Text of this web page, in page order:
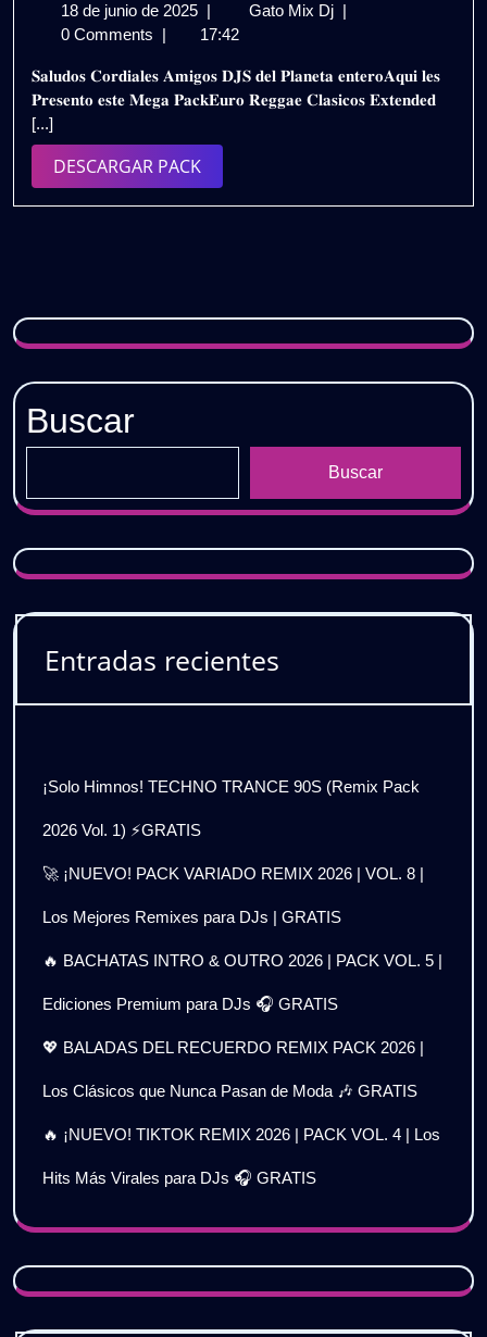
18 de junio de 2025 18
de
de
2025
Gato Mix Dj EURO
EXTENDED
2025
|
0 Comments
17:42
𝐒𝐚𝐥𝐮𝐝𝐨𝐬 𝐂𝐨𝐫𝐝𝐢𝐚𝐥𝐞𝐬 𝐀𝐦𝐢𝐠𝐨𝐬 𝐃𝐉𝐒 𝐝𝐞𝐥 𝐏𝐥𝐚𝐧𝐞𝐭𝐚 𝐞𝐧𝐭𝐞𝐫𝐨𝐀𝐪𝐮𝐢 𝐥𝐞𝐬
𝐏𝐫𝐞𝐬𝐞𝐧𝐭𝐨 𝐞𝐬𝐭𝐞 𝐌𝐞𝐠𝐚 𝐏𝐚𝐜𝐤𝐄𝐮𝐫𝐨 𝐑𝐞𝐠𝐠𝐚𝐞 𝐂𝐥𝐚𝐬𝐢𝐜𝐨𝐬 𝐄𝐱𝐭𝐞𝐧𝐝𝐞𝐝
[...]
DESCARGAR PACKDESCARGAR
PACK
Buscar
Buscar
Entradas recientes
¡Solo Himnos! TECHNO TRANCE 90S (Remix Pack
2026 Vol. 1) ⚡GRATIS
🚀 ¡NUEVO! PACK VARIADO REMIX 2026 | VOL. 8 |
Los Mejores Remixes para DJs | GRATIS
🔥 BACHATAS INTRO & OUTRO 2026 | PACK VOL. 5 |
Ediciones Premium para DJs 🎧 GRATIS
💖 BALADAS DEL RECUERDO REMIX PACK 2026 |
Los Clásicos que Nunca Pasan de Moda 🎶 GRATIS
🔥 ¡NUEVO! TIKTOK REMIX 2026 | PACK VOL. 4 | Los
Hits Más Virales para DJs 🎧 GRATIS